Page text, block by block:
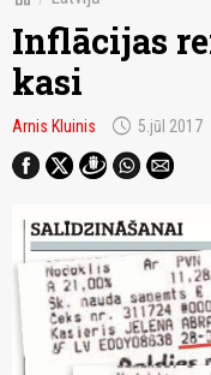
Inflācijas
kasi
Arnis Kluinis schedule 5.jūl 2017